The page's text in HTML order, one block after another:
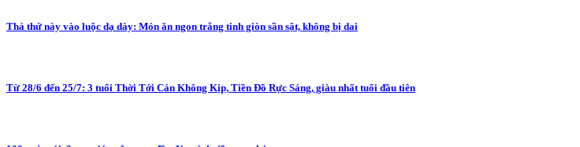
Thả thứ này vào luộc dạ dày: Món ăn ngon trắng tinh giòn sần sật, không bị dai
Từ 28/6 đến 25/7: 3 tuổi Thời Tới Cản Không Kịp, Tiền Đồ Rực Sáng, giàu nhất tuổi đầu tiên